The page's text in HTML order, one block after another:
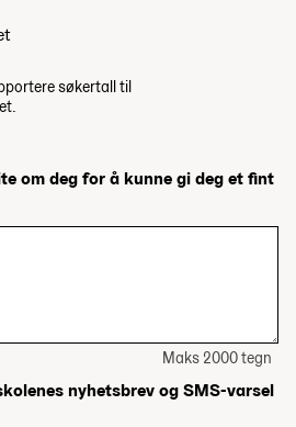
søkertall til
om deg for å kunne gi deg et fint
Maks 2000 tegn
nyhetsbrev og SMS-varsel